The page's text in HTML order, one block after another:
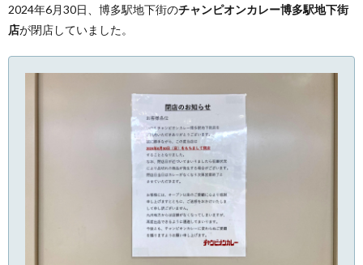
2024年6月30日、博多駅地下街のチャンピオンカレー博多駅地下街
店が閉店していました。